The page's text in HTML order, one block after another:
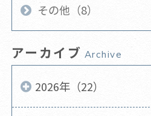
その他（8）
アーカイブ Archive
2026年（22）